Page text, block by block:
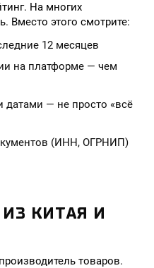
На многих
Вместо этого смотрите:
12 месяцев
на платформе — чем
— не просто «всё
(ИНН, ОГРНИП)
КИТАЯ И
товаров.